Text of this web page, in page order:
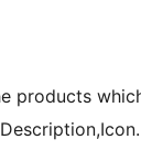
products